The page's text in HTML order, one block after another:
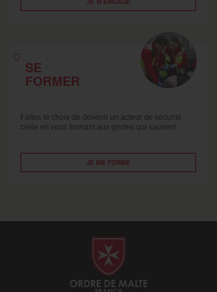
SE
FORMER
Faites le choix de devenir un acteur de sécurité
civile en vous formant aux gestes qui sauvent.
JE ME FORME